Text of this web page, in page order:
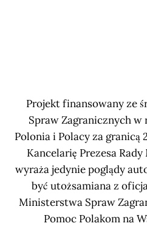
Projekt finansowany ze
Spraw Zagranicznych w
Polonia i Polacy za granicą
Kancelarię Prezesa
wyraża jedynie poglądy
być utożsamiana z
Ministerstwa Spraw
Pomoc Polakom na